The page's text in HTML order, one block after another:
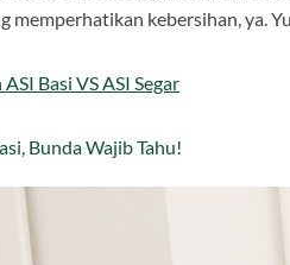
memperhatikan kebersihan, ya.
Basi VS ASI Segar
Bunda Wajib Tahu!